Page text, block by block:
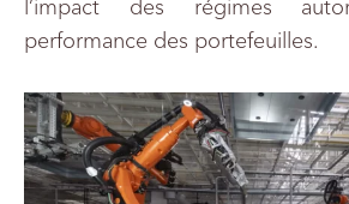
l’impact des régimes
performance des portefeuilles.